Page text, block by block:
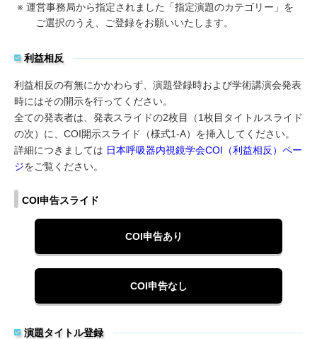
運営事務局から指定されました「指定演題のカテゴリー」を
ご選択のうえ、ご登録をお願いいたします。
利益相反
利益相反の有無にかかわらず、演題登録時および学術講演会発表
時にはその開示を行ってください。
全ての発表者は、発表スライドの2枚目（1枚目タイトルスライド
の次）に、COI開示スライド（様式1-A）を挿入してください。
詳細につきましては 日本呼吸器内視鏡学会COI（利益相反）ペー
ジをご覧ください。
COI申告スライド
COI申告あり
COI申告なし
演題タイトル登録